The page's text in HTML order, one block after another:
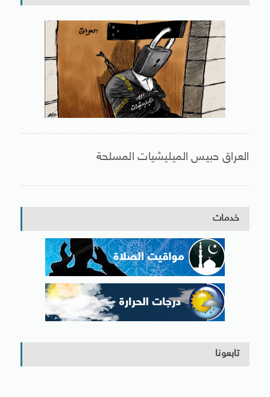
العراق حبيس الميليشيات المسلحة
خدمات
تابعونا